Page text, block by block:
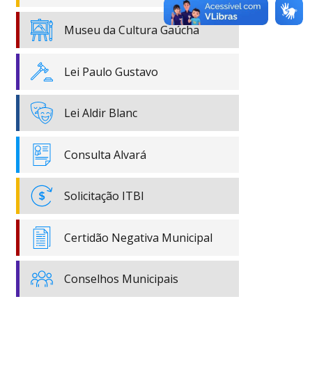
Museu da Cultura Gaúcha
Lei Paulo Gustavo
Lei Aldir Blanc
Consulta Alvará
Solicitação ITBI
Certidão Negativa Municipal
Conselhos Municipais